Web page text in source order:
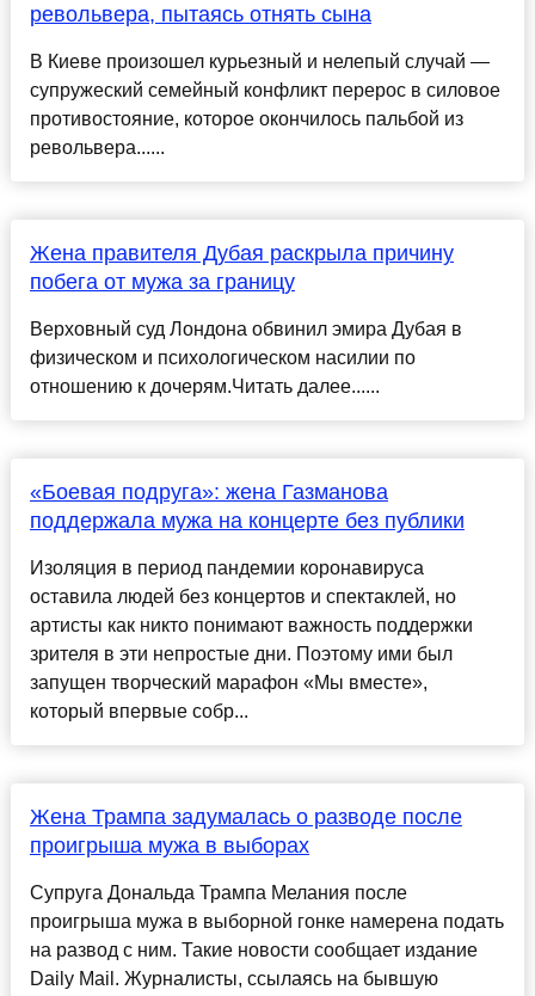
револьвера, пытаясь отнять сына
В Киеве произошел курьезный и нелепый случай —
супружеский семейный конфликт перерос в силовое
противостояние, которое окончилось пальбой из
револьвера......
Жена правителя Дубая раскрыла причину
побега от мужа за границу
Верховный суд Лондона обвинил эмира Дубая в
физическом и психологическом насилии по
отношению к дочерям.Читать далее......
«Боевая подруга»: жена Газманова
поддержала мужа на концерте без публики
Изоляция в период пандемии коронавируса
оставила людей без концертов и спектаклей, но
артисты как никто понимают важность поддержки
зрителя в эти непростые дни. Поэтому ими был
запущен творческий марафон «Мы вместе»,
который впервые собр...
Жена Трампа задумалась о разводе после
проигрыша мужа в выборах
Супруга Дональда Трампа Мелания после
проигрыша мужа в выборной гонке намерена подать
на развод с ним. Такие новости сообщает издание
Daily Mail. Журналисты, ссылаясь на бывшую